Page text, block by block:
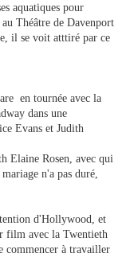
aquatiques pour
Théâtre de Davenport
il se voit atttiré par ce
en tournée avec la
dans une
Evans et Judith
Elaine Rosen, avec qui
n'a pas duré,
d'Hollywood, et
film avec la Twentieth
à travailler